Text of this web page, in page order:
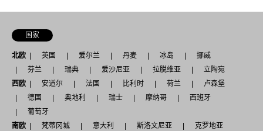
国家
北欧 英国 爱尔兰 丹麦 冰岛
挪威
芬兰
瑞典 爱沙尼亚 拉脱维亚
立陶宛
西欧
安道尔 法国 比利时 荷兰
卢森堡
德国
奥地利 瑞士 摩纳哥
西班牙
葡萄牙
南欧
梵蒂冈城 意大利 斯洛文尼亚
克罗地亚